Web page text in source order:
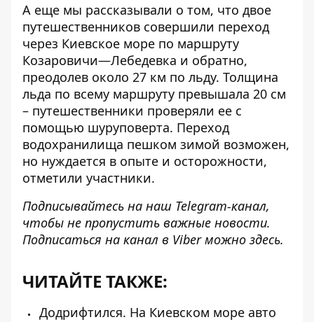
А еще мы рассказывали о том, что двое
путешественников совершили переход
через Киевское море по маршруту
Козаровичи—Лебедевка и обратно,
преодолев около 27 км по льду. Толщина
льда по всему маршруту превышала 20 см
– путешественники проверяли ее с
помощью шуруповерта. Переход
водохранилища пешком зимой возможен,
но нуждается в опыте и осторожности,
отметили участники.
Подписывайтесь на наш Telegram-канал,
чтобы не пропустить важные новости.
Подписаться на канал в Viber можно здесь.
ЧИТАЙТЕ ТАКЖЕ:
Додрифтился. На Киевском море авто